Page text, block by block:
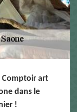
Comptoir art
dans le
!